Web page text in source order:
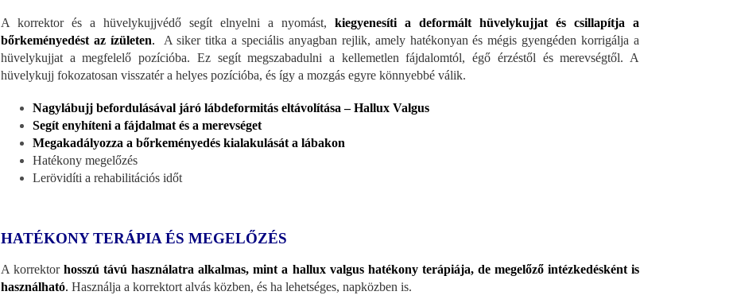
A korrektor és a hüvelykujjvédő segít elnyelni a nyomást, kiegyenesíti a deformált hüvelykujjat és csillapítja a
bőrkeményedést az ízületen. A siker titka a speciális anyagban rejlik, amely hatékonyan és mégis gyengéden korrigálja a
hüvelykujjat a megfelelő pozícióba. Ez segít megszabadulni a kellemetlen fájdalomtól, égő érzéstől és merevségtől. A
hüvelykujj fokozatosan visszatér a helyes pozícióba, és így a mozgás egyre könnyebbé válik.
Nagylábujj befordulásával járó lábdeformitás eltávolítása – Hallux Valgus
Segít enyhíteni a fájdalmat és a merevséget
Megakadályozza a bőrkeményedés kialakulását a lábakon
Hatékony megelőzés
Lerövidíti a rehabilitációs időt
HATÉKONY TERÁPIA ÉS MEGELŐZÉS
A korrektorhosszú távú használatra alkalmas, mint a hallux valgus hatékony terápiája, de megelőző intézkedésként is
használható. Használja a korrektort alvás közben, és ha lehetséges, napközben is.